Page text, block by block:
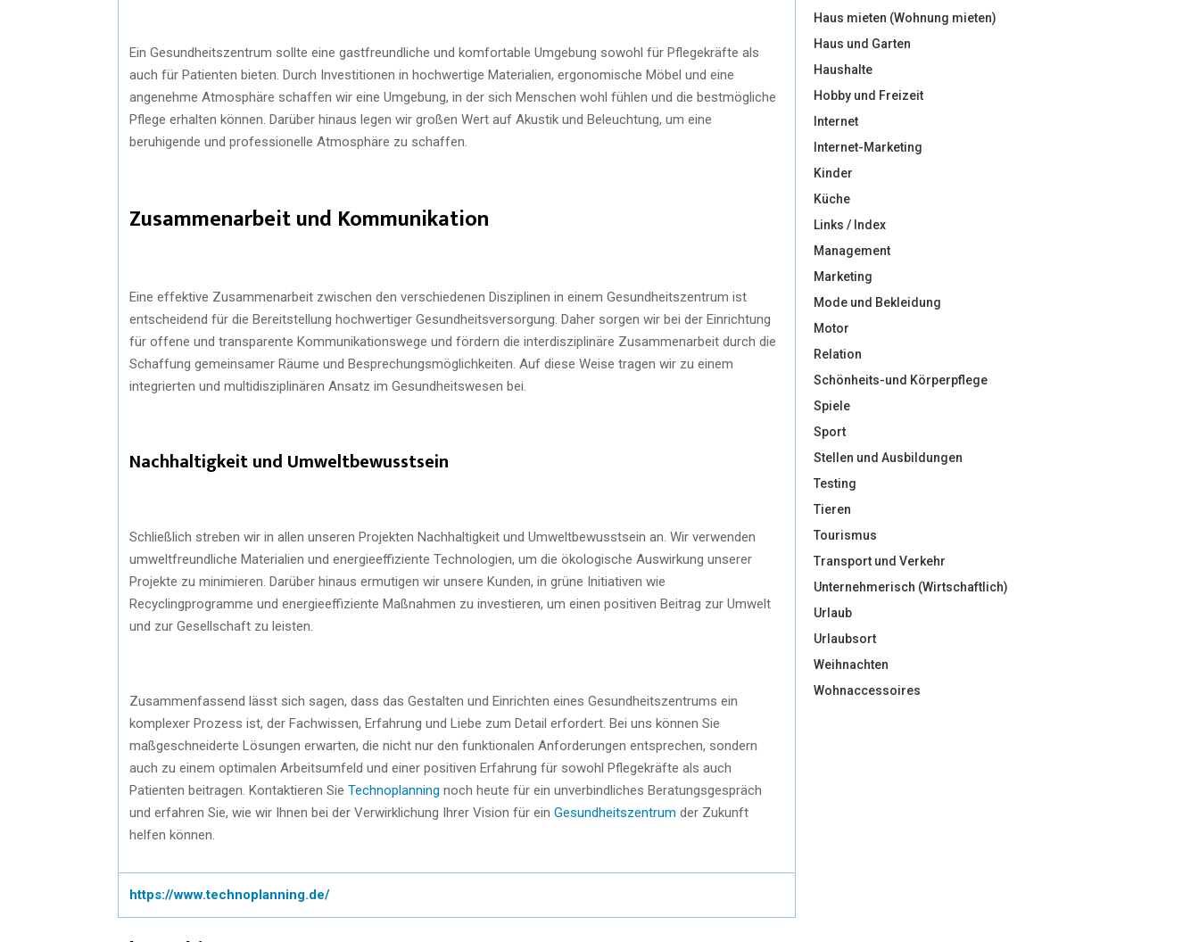
Ein Gesundheitszentrum sollte eine gastfreundliche und komfortable Umgebung sowohl für Pflegekräfte als
auch für Patienten bieten. Durch Investitionen in hochwertige Materialien, ergonomische Möbel und eine
angenehme Atmosphäre schaffen wir eine Umgebung, in der sich Menschen wohl fühlen und die bestmögliche
Pflege erhalten können. Darüber hinaus legen wir großen Wert auf Akustik und Beleuchtung, um eine
beruhigende und professionelle Atmosphäre zu schaffen.
Zusammenarbeit und Kommunikation
Eine effektive Zusammenarbeit zwischen den verschiedenen Disziplinen in einem Gesundheitszentrum ist
entscheidend für die Bereitstellung hochwertiger Gesundheitsversorgung. Daher sorgen wir bei der Einrichtung
für offene und transparente Kommunikationswege und fördern die interdisziplinäre Zusammenarbeit durch die
Schaffung gemeinsamer Räume und Besprechungsmöglichkeiten. Auf diese Weise tragen wir zu einem
integrierten und multidisziplinären Ansatz im Gesundheitswesen bei.
Nachhaltigkeit und Umweltbewusstsein
Schließlich streben wir in allen unseren Projekten Nachhaltigkeit und Umweltbewusstsein an. Wir verwenden
umweltfreundliche Materialien und energieeffiziente Technologien, um die ökologische Auswirkung unserer
Projekte zu minimieren. Darüber hinaus ermutigen wir unsere Kunden, in grüne Initiativen wie
Recyclingprogramme und energieeffiziente Maßnahmen zu investieren, um einen positiven Beitrag zur Umwelt
und zur Gesellschaft zu leisten.
Zusammenfassend lässt sich sagen, dass das Gestalten und Einrichten eines Gesundheitszentrums ein
komplexer Prozess ist, der Fachwissen, Erfahrung und Liebe zum Detail erfordert. Bei uns können Sie
maßgeschneiderte Lösungen erwarten, die nicht nur den funktionalen Anforderungen entsprechen, sondern
auch zu einem optimalen Arbeitsumfeld und einer positiven Erfahrung für sowohl Pflegekräfte als auch
Patienten beitragen. Kontaktieren Sie Technoplanning noch heute für ein unverbindliches Beratungsgespräch
und erfahren Sie, wie wir Ihnen bei der Verwirklichung Ihrer Vision für ein Gesundheitszentrum der Zukunft
helfen können.
https://www.technoplanning.de/
Haus mieten (Wohnung mieten)
Haus und Garten
Haushalte
Hobby und Freizeit
Internet
Internet-Marketing
Kinder
Küche
Links / Index
Management
Marketing
Mode und Bekleidung
Motor
Relation
Schönheits-und Körperpflege
Spiele
Sport
Stellen und Ausbildungen
Testing
Tieren
Tourismus
Transport und Verkehr
Unternehmerisch (Wirtschaftlich)
Urlaub
Urlaubsort
Weihnachten
Wohnaccessoires